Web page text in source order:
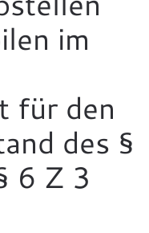
im
für den
des §
6 Z 3